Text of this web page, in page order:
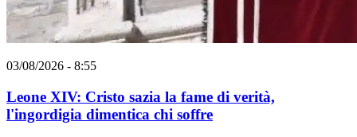
03/08/2026 - 8:55
Leone XIV: Cristo sazia la fame di verità,
l'ingordigia dimentica chi soffre